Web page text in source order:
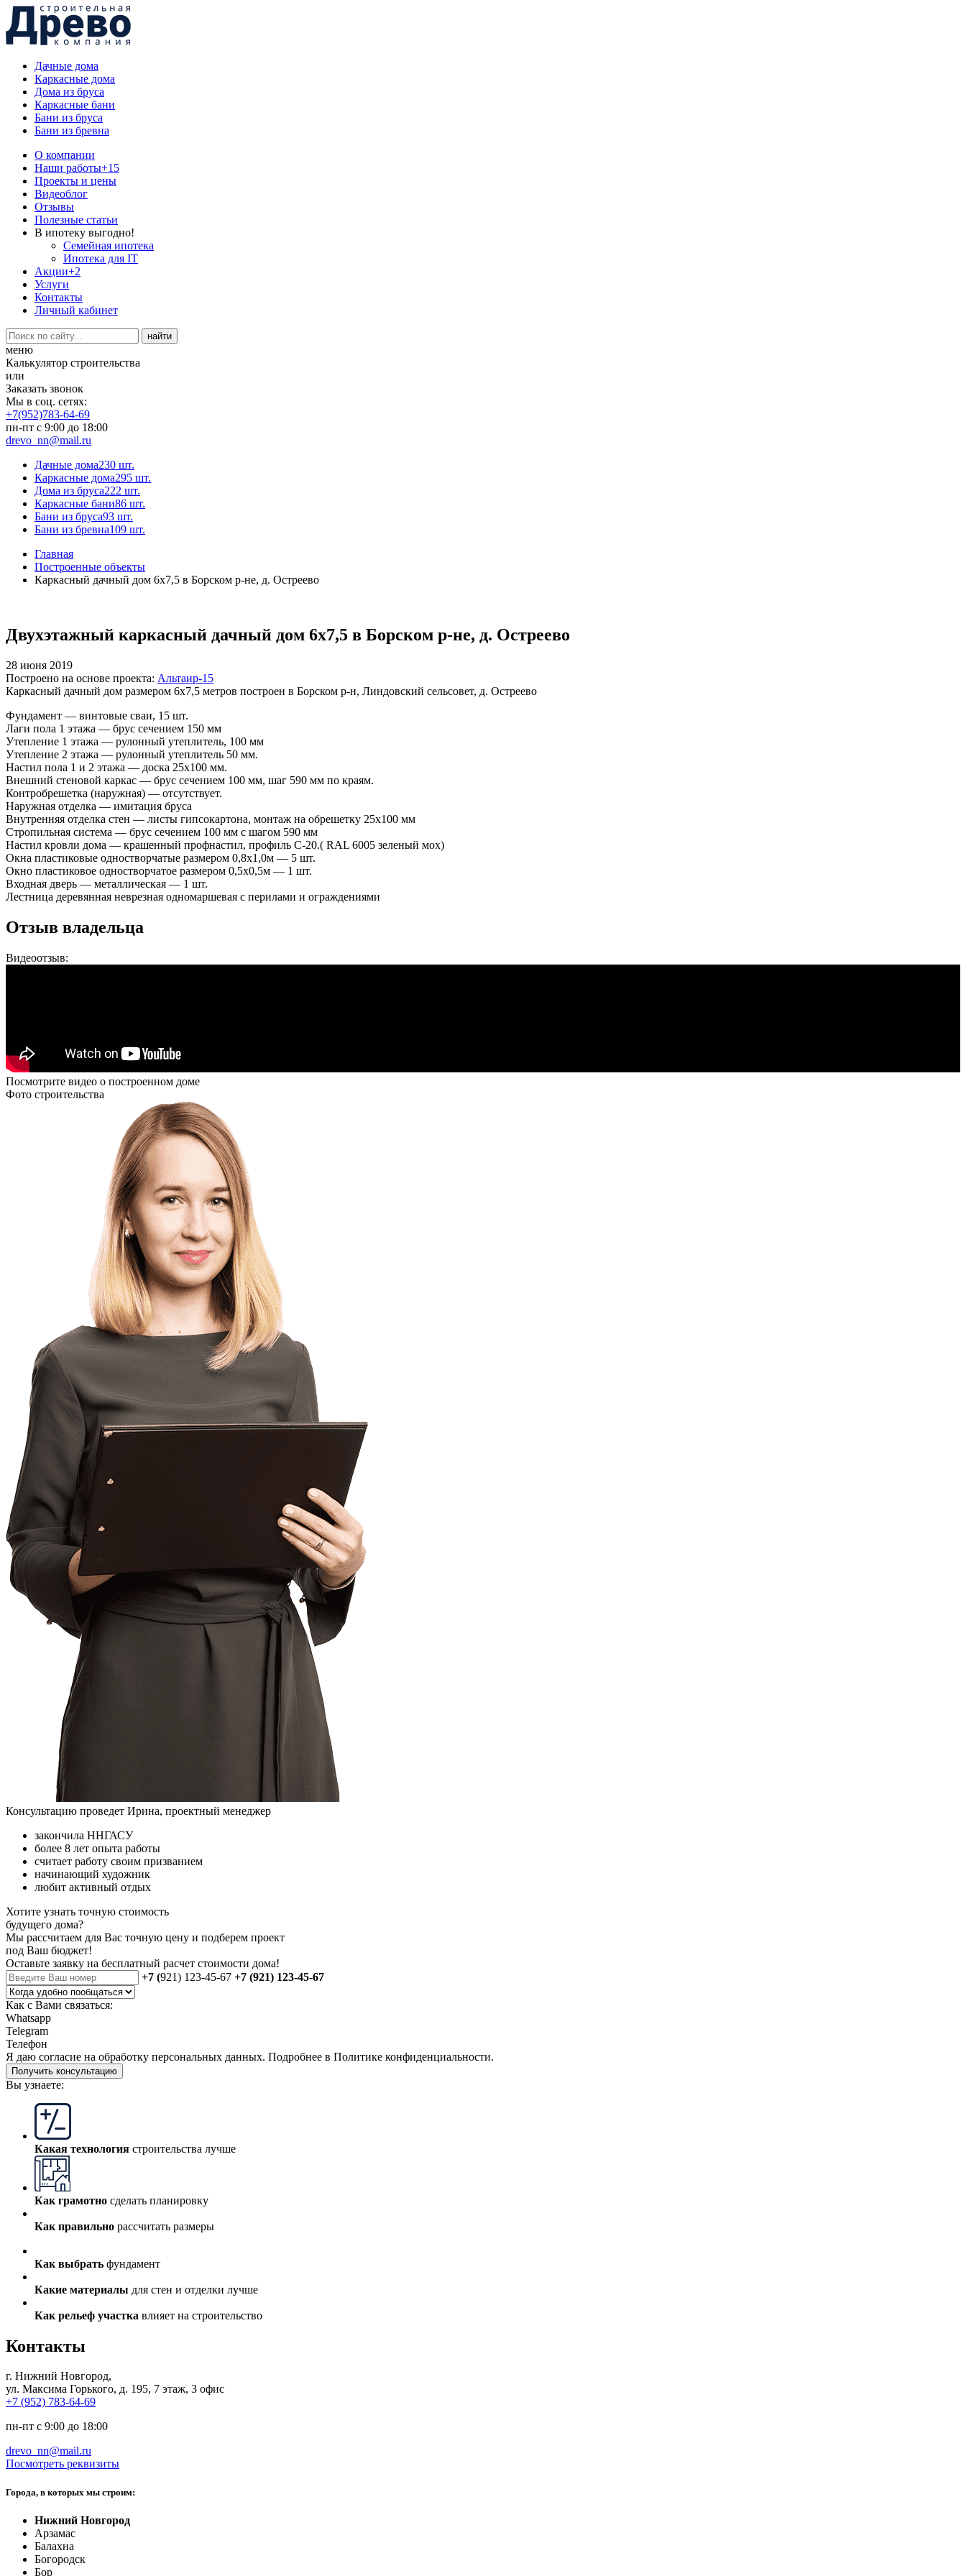
Дачные дома
Каркасные дома
Дома из бруса
Каркасные бани
Бани из бруса
Бани из бревна
О компании
Наши работы+15
Проекты и цены
Видеоблог
Отзывы
Полезные статьи
В ипотеку выгодно!
Семейная ипотека
Ипотека для IT
Акции+2
Услуги
Контакты
Личный кабинет
меню
Калькулятор строительства
или
Заказать звонок
Мы в соц. сетях:
+7(952)783-64-69
пн-пт с 9:00 до 18:00
drevo_nn@mail.ru
Дачные дома230 шт.
Каркасные дома295 шт.
Дома из бруса222 шт.
Каркасные бани86 шт.
Бани из бруса93 шт.
Бани из бревна109 шт.
Главная
Построенные объекты
Каркасный дачный дом 6х7,5 в Борском р-не, д. Остреево
Двухэтажный каркасный дачный дом 6х7,5 в Борском р-не, д. Остреево
28 июня 2019
Построено на основе проекта: Альтаир-15
Каркасный дачный дом размером 6х7,5 метров построен в Борском р-н, Линдовский сельсовет, д. Остреево
Фундамент — винтовые сваи, 15 шт.
Лаги пола 1 этажа — брус сечением 150 мм
Утепление 1 этажа — рулонный утеплитель, 100 мм
Утепление 2 этажа — рулонный утеплитель 50 мм.
Настил пола 1 и 2 этажа — доска 25х100 мм.
Внешний стеновой каркас — брус сечением 100 мм, шаг 590 мм по краям.
Контробрешетка (наружная) — отсутствует.
Наружная отделка — имитация бруса
Внутренняя отделка стен — листы гипсокартона, монтаж на обрешетку 25х100 мм
Стропильная система — брус сечением 100 мм с шагом 590 мм
Настил кровли дома — крашенный профнастил, профиль С-20.( RAL 6005 зеленый мох)
Окна пластиковые одностворчатые размером 0,8х1,0м — 5 шт.
Окно пластиковое одностворчатое размером 0,5х0,5м — 1 шт.
Входная дверь — металлическая — 1 шт.
Лестница деревянная неврезная одномаршевая с перилами и ограждениями
Отзыв владельца
Видеоотзыв:
Посмотрите видео о построенном доме
Фото строительства
Консультацию проведет Ирина, проектный менеджер
закончила ННГАСУ
более 8 лет опыта работы
считает работу своим призванием
начинающий художник
любит активный отдых
Хотите узнать точную стоимость
будущего дома?
Мы рассчитаем для Вас точную цену и подберем проект
под Ваш бюджет!
Оставьте заявку на бесплатный расчет стоимости дома!
+7 (921) 123-45-67 +7 (921) 123-45-67
Как с Вами связаться:
Whatsapp
Telegram
Телефон
Я даю согласие на обработку персональных данных. Подробнее в Политике конфиденциальности.
Получить консультацию
Вы узнаете:
Какая технология строительства лучше
Как грамотно сделать планировку
Как правильно рассчитать размеры
Как выбрать фундамент
Какие материалы для стен и отделки лучше
Как рельеф участка влияет на строительство
Контакты
г. Нижний Новгород,
ул. Максима Горького, д. 195, 7 этаж, 3 офис
+7 (952) 783-64-69
пн-пт с 9:00 до 18:00
drevo_nn@mail.ru
Посмотреть реквизиты
Города, в которых мы строим:
Нижний Новгород
Арзамас
Балахна
Богородск
Бор